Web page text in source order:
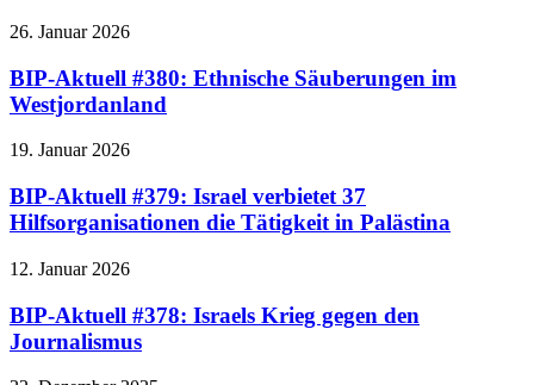
26. Januar 2026
BIP-Aktuell #380: Ethnische Säuberungen im
Westjordanland
19. Januar 2026
BIP-Aktuell #379: Israel verbietet 37
Hilfsorganisationen die Tätigkeit in Palästina
12. Januar 2026
BIP-Aktuell #378: Israels Krieg gegen den
Journalismus